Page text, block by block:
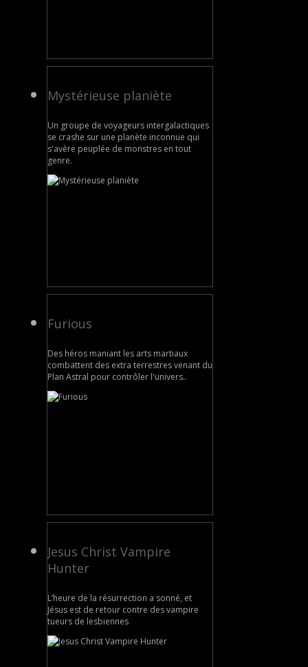
Mystérieuse planiète
Un groupe de voyageurs intergalactiques
se crashe sur une planète inconnue qui
s'avère peuplée de monstres en tout
genre.
Furious
Des héros maniant les arts martiaux
combattent des extra terrestres venant du
Plan Astral pour contrôler l'univers..
Jesus Christ Vampire
Hunter
L’heure de la résurrection a sonné, et
Jésus est de retour contre des vampire
tueurs de lesbiennes